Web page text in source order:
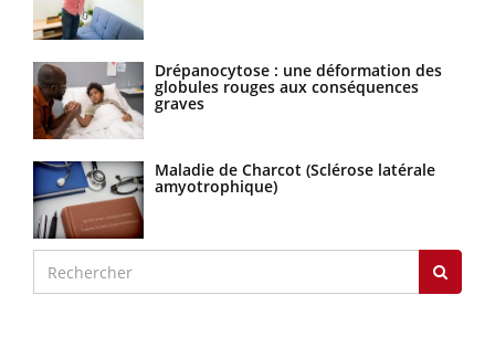
Drépanocytose : une déformation des
globules rouges aux conséquences
graves
Maladie de Charcot (Sclérose latérale
amyotrophique)